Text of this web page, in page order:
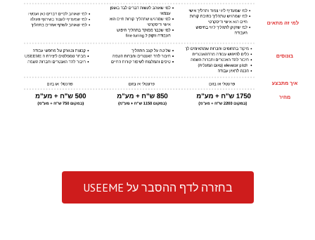
בחזרה לדף ההסבר על USEEME